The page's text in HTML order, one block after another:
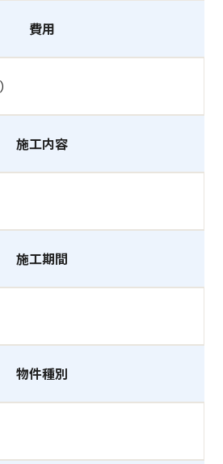
費用
施工内容
施工期間
物件種別